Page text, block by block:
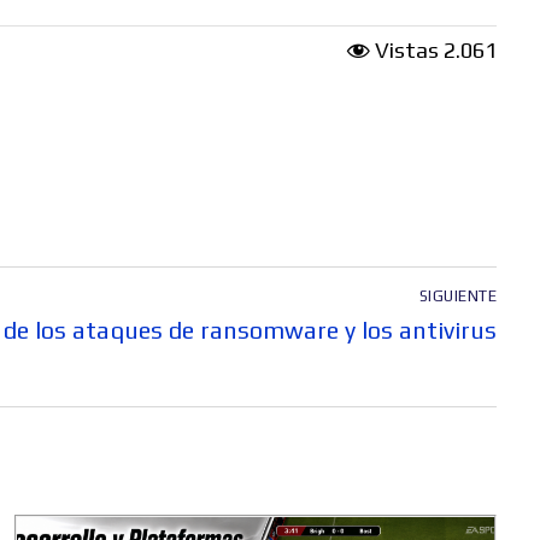
Vistas 2.061
SIGUIENTE
los ataques de ransomware y los antivirus